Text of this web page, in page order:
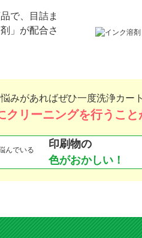
で、目詰ま
」が配合さ
みがあればぜひ一度洗浄カー
クリーニングを行うこと
印刷物の
色がおかしい！